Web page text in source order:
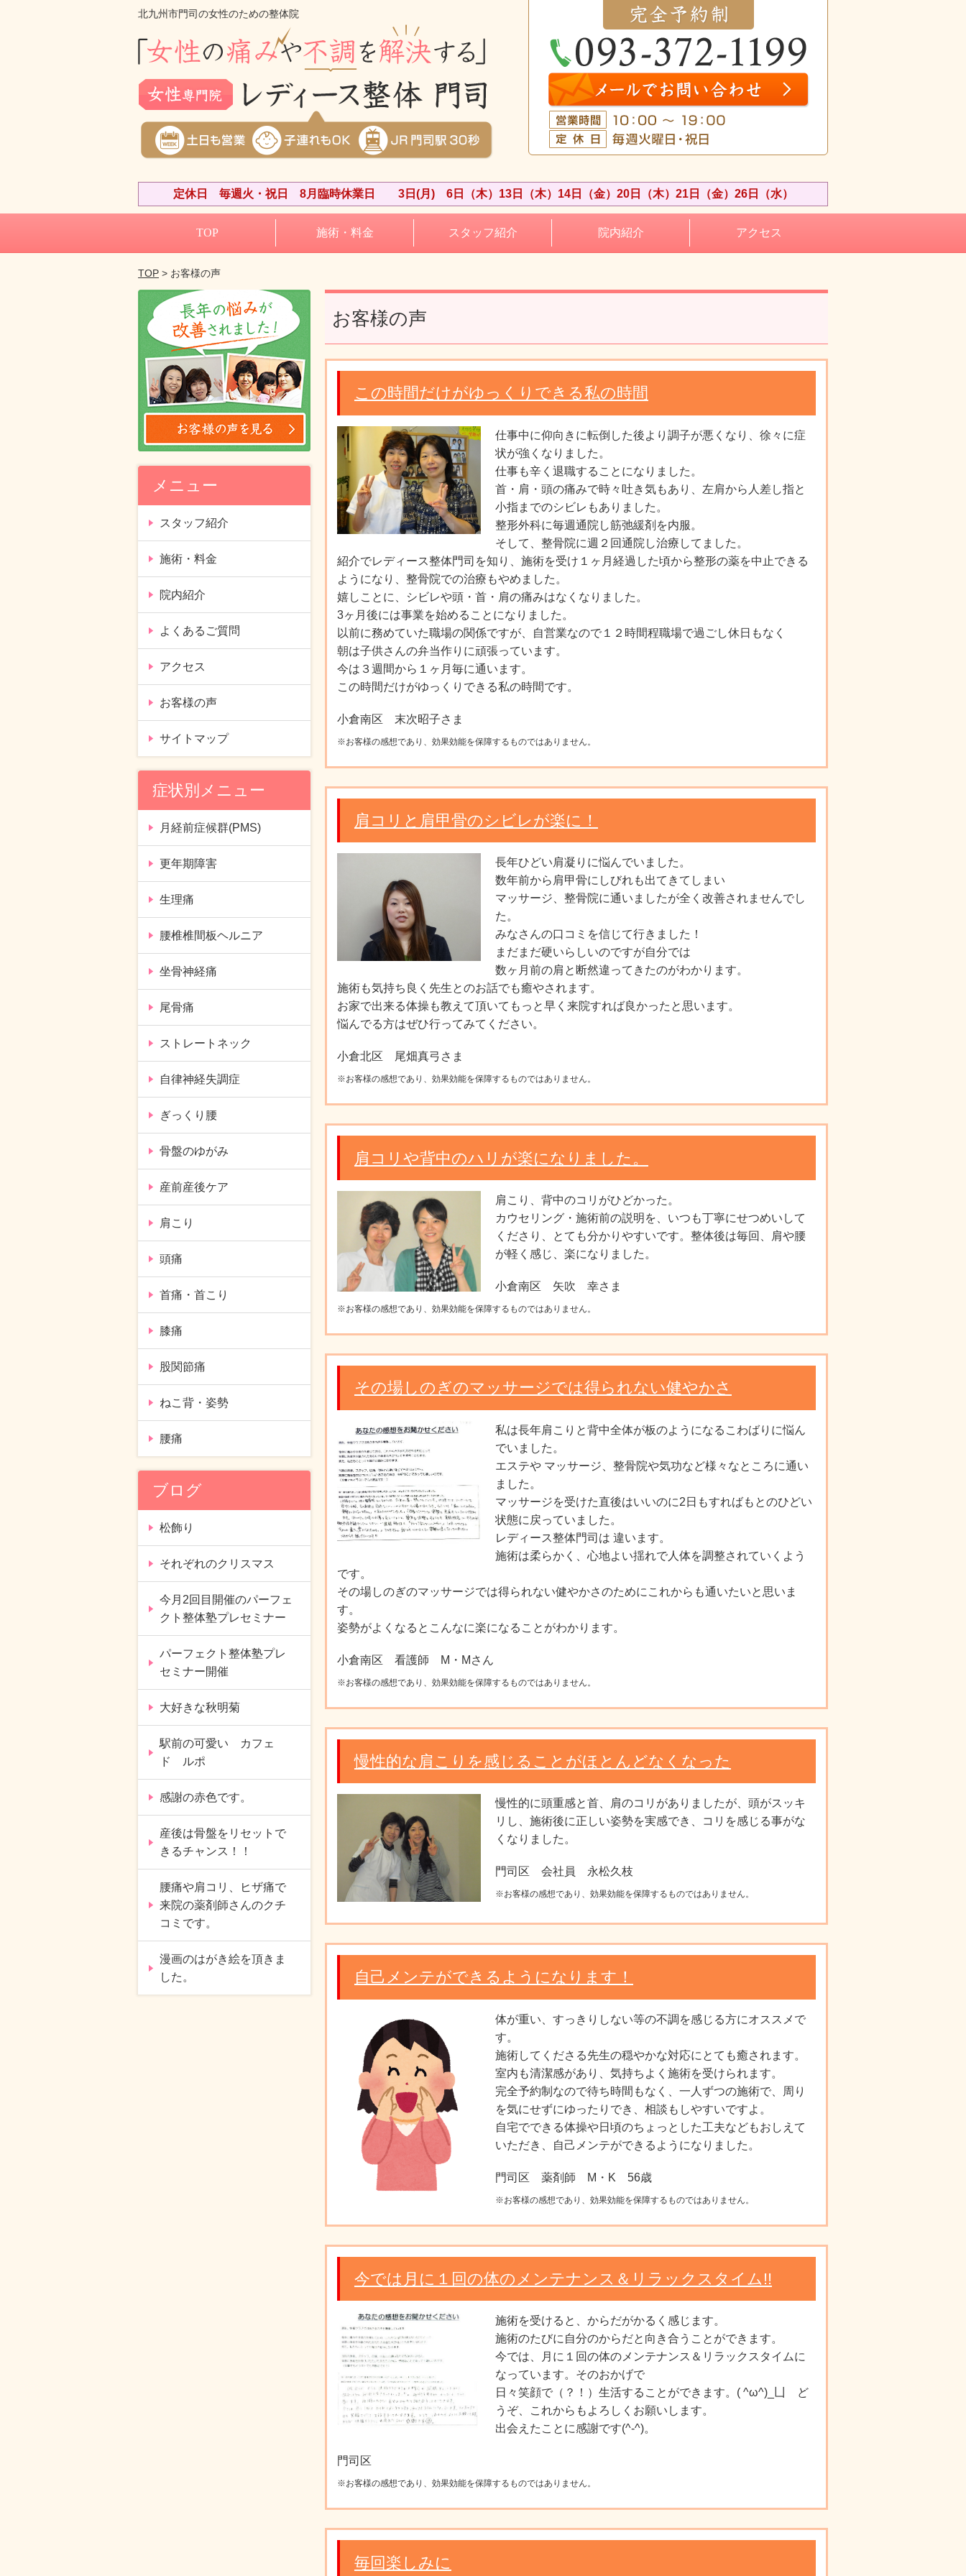
北九州市門司の女性のための整体院
定休日 毎週火・祝日 8月臨時休業日 3日(月) 6日（木）13日（木）14日（金）20日（木）21日（金）26日（水）
TOP 施術・料金 スタッフ紹介 院内紹介 アクセス
TOP > お客様の声
お客様の声
この時間だけがゆっくりできる私の時間
仕事中に仰向きに転倒した後より調子が悪くなり、徐々に症
状が強くなりました。
仕事も辛く退職することになりました。
首・肩・頭の痛みで時々吐き気もあり、左肩から人差し指と
小指までのシビレもありました。
整形外科に毎週通院し筋弛緩剤を内服。
そして、整骨院に週２回通院し治療してました。
紹介でレディース整体門司を知り、施術を受け１ヶ月経過した頃から整形の薬を中止できる
ようになり、整骨院での治療もやめました。
嬉しことに、シビレや頭・首・肩の痛みはなくなりました。
3ヶ月後には事業を始めることになりました。
以前に務めていた職場の関係ですが、自営業なので１２時間程職場で過ごし休日もなく
朝は子供さんの弁当作りに頑張っています。
今は３週間から１ヶ月毎に通います。
この時間だけがゆっくりできる私の時間です。
小倉南区 末次昭子さま
※お客様の感想であり、効果効能を保障するものではありません。
肩コリと肩甲骨のシビレが楽に！
長年ひどい肩凝りに悩んでいました。
数年前から肩甲骨にしびれも出てきてしまい
マッサージ、整骨院に通いましたが全く改善されませんでし
た。
みなさんの口コミを信じて行きました！
まだまだ硬いらしいのですが自分では
数ヶ月前の肩と断然違ってきたのがわかります。
施術も気持ち良く先生とのお話でも癒やされます。
お家で出来る体操も教えて頂いてもっと早く来院すれば良かったと思います。
悩んでる方はぜひ行ってみてください。
小倉北区 尾畑真弓さま
※お客様の感想であり、効果効能を保障するものではありません。
肩コリや背中のハリが楽になりました。
肩こり、背中のコリがひどかった。
カウセリング・施術前の説明を、いつも丁寧にせつめいして
くださり、とても分かりやすいです。整体後は毎回、肩や腰
が軽く感じ、楽になりました。
小倉南区 矢吹 幸さま
※お客様の感想であり、効果効能を保障するものではありません。
その場しのぎのマッサージでは得られない健やかさ
私は長年肩こりと背中全体が板のようになるこわばりに悩ん
でいました。
エステや マッサージ、整骨院や気功など様々なところに通い
ました。
マッサージを受けた直後はいいのに2日もすればもとのひどい
状態に戻っていました。
レディース整体門司は 違います。
施術は柔らかく、心地よい揺れで人体を調整されていくよう
です。
その場しのぎのマッサージでは得られない健やかさのためにこれからも通いたいと思いま
す。
姿勢がよくなるとこんなに楽になることがわかります。
小倉南区 看護師 M・Mさん
※お客様の感想であり、効果効能を保障するものではありません。
慢性的な肩こりを感じることがほとんどなくなった
慢性的に頭重感と首、肩のコリがありましたが、頭がスッキ
リし、施術後に正しい姿勢を実感でき、コリを感じる事がな
くなりました。
門司区 会社員 永松久枝
※お客様の感想であり、効果効能を保障するものではありません。
自己メンテができるようになります！
体が重い、すっきりしない等の不調を感じる方にオススメで
す。
施術してくださる先生の穏やかな対応にとても癒されます。
室内も清潔感があり、気持ちよく施術を受けられます。
完全予約制なので待ち時間もなく、一人ずつの施術で、周り
を気にせずにゆったりでき、相談もしやすいですよ。
自宅でできる体操や日頃のちょっとした工夫などもおしえて
いただき、自己メンテができるようになりました。
門司区 薬剤師 M・K 56歳
※お客様の感想であり、効果効能を保障するものではありません。
今では月に１回の体のメンテナンス＆リラックスタイム!!
施術を受けると、からだがかるく感じます。
施術のたびに自分のからだと向き合うことができます。
今では、月に１回の体のメンテナンス＆リラックスタイムに
なっています。そのおかげで
日々笑顔で（？！）生活することができます。( ^ω^)_凵 ど
うぞ、これからもよろしくお願いします。
出会えたことに感謝です(^-^)。
門司区
※お客様の感想であり、効果効能を保障するものではありません。
毎回楽しみに
メニュー
スタッフ紹介
施術・料金
院内紹介
よくあるご質問
アクセス
お客様の声
サイトマップ
症状別メニュー
月経前症候群(PMS)
更年期障害
生理痛
腰椎椎間板ヘルニア
坐骨神経痛
尾骨痛
ストレートネック
自律神経失調症
ぎっくり腰
骨盤のゆがみ
産前産後ケア
肩こり
頭痛
首痛・首こり
膝痛
股関節痛
ねこ背・姿勢
腰痛
ブログ
松飾り
それぞれのクリスマス
今月2回目開催のパーフェ
クト整体塾プレセミナー
パーフェクト整体塾プレ
セミナー開催
大好きな秋明菊
駅前の可愛い カフェ
ド ルポ
感謝の赤色です。
産後は骨盤をリセットで
きるチャンス！！
腰痛や肩コリ、ヒザ痛で
来院の薬剤師さんのクチ
コミです。
漫画のはがき絵を頂きま
した。